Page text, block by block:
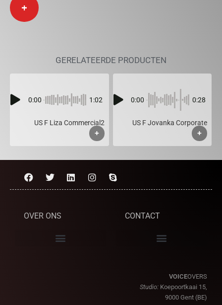
+
GERELATEERDE PRODUCTEN
0:00 1:02
US F Liza Commercial2
+
0:00 0:28
US F Jovanka Corporate
+
OVER ONS CONTACT
VOICEOVERS
Studio: Koepoortkaai 15,
9000 Gent (BE)